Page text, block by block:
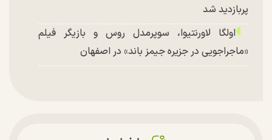
پربازدید شد
اولگا لاورنتیوا، سوپرمدل روس و بازیگر فیلم
«ماجراجویی در جزیره جیمز باند» در اصفهان